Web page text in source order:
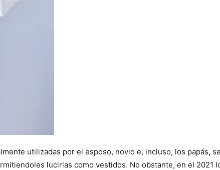
utilizadas por el esposo, novio e, incluso, los papás,
lucirlas como vestidos. No obstante, en el 2021